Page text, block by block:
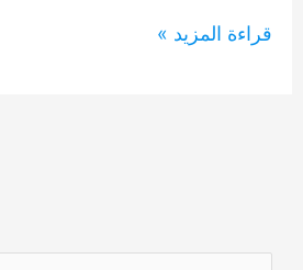
مكافحة
قراءة المزيد »